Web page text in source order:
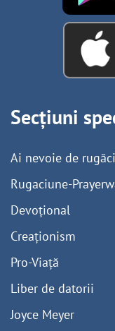
Secțiuni
Ai nevoie de
Rugaciune-
Devoțional
Creaționism
Pro-Viață
Liber de datorii
Joyce Meyer